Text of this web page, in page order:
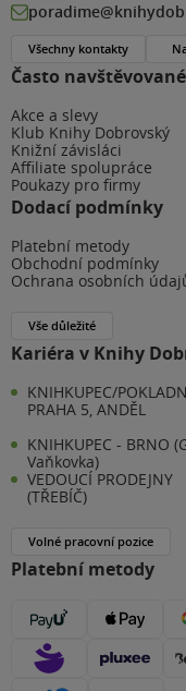
Často navštěvované
Akce a slevy
Klub Knihy Dobrovský
Knižní závisláci
Affiliate spolupráce
Poukazy pro firmy
Dodací podmínky
Platební metody
Obchodní podmínky
Ochrana osobních
Vše důležité
Kariéra v Knihy
KNIHKUPEC/
PRAHA 5, ANDĚL
KNIHKUPEC - BRNO
Vaňkovka)
VEDOUCÍ PRODEJNY
(TŘEBÍČ)
Volné pracovní pozice
Platební metody
Všechny kontakty